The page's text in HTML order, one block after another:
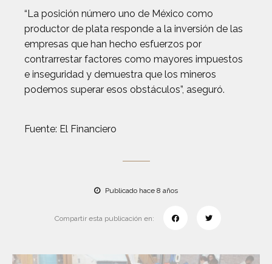
“La posición número uno de México como
productor de plata responde a la inversión de las
empresas que han hecho esfuerzos por
contrarrestar factores como mayores impuestos
e inseguridad y demuestra que los mineros
podemos superar esos obstáculos”, aseguró.
Fuente: El Financiero
Publicado hace 8 años
Compartir esta publicación en: